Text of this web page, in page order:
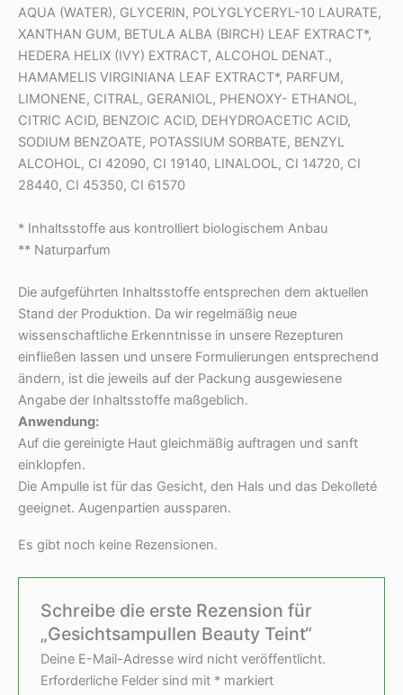
AQUA (WATER), GLYCERIN, POLYGLYCERYL-10 LAURATE,
XANTHAN GUM, BETULA ALBA (BIRCH) LEAF EXTRACT*,
HEDERA HELIX (IVY) EXTRACT, ALCOHOL DENAT.,
HAMAMELIS VIRGINIANA LEAF EXTRACT*, PARFUM,
LIMONENE, CITRAL, GERANIOL, PHENOXY- ETHANOL,
CITRIC ACID, BENZOIC ACID, DEHYDROACETIC ACID,
SODIUM BENZOATE, POTASSIUM SORBATE, BENZYL
ALCOHOL, CI 42090, CI 19140, LINALOOL, CI 14720, CI
28440, CI 45350, CI 61570
* Inhaltsstoffe aus kontrolliert biologischem Anbau
** Naturparfum
Die aufgeführten Inhaltsstoffe entsprechen dem aktuellen
Stand der Produktion. Da wir regelmäßig neue
wissenschaftliche Erkenntnisse in unsere Rezepturen
einfließen lassen und unsere Formulierungen entsprechend
ändern, ist die jeweils auf der Packung ausgewiesene
Angabe der Inhaltsstoffe maßgeblich.
Anwendung:
Auf die gereinigte Haut gleichmäßig auftragen und sanft
einklopfen.
Die Ampulle ist für das Gesicht, den Hals und das Dekolleté
geeignet. Augenpartien aussparen.
Es gibt noch keine Rezensionen.
Schreibe die erste Rezension für
„Gesichtsampullen Beauty Teint“
Deine E-Mail-Adresse wird nicht veröffentlicht.
Erforderliche Felder sind mit * markiert